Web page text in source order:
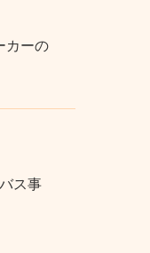
カーの
ス事